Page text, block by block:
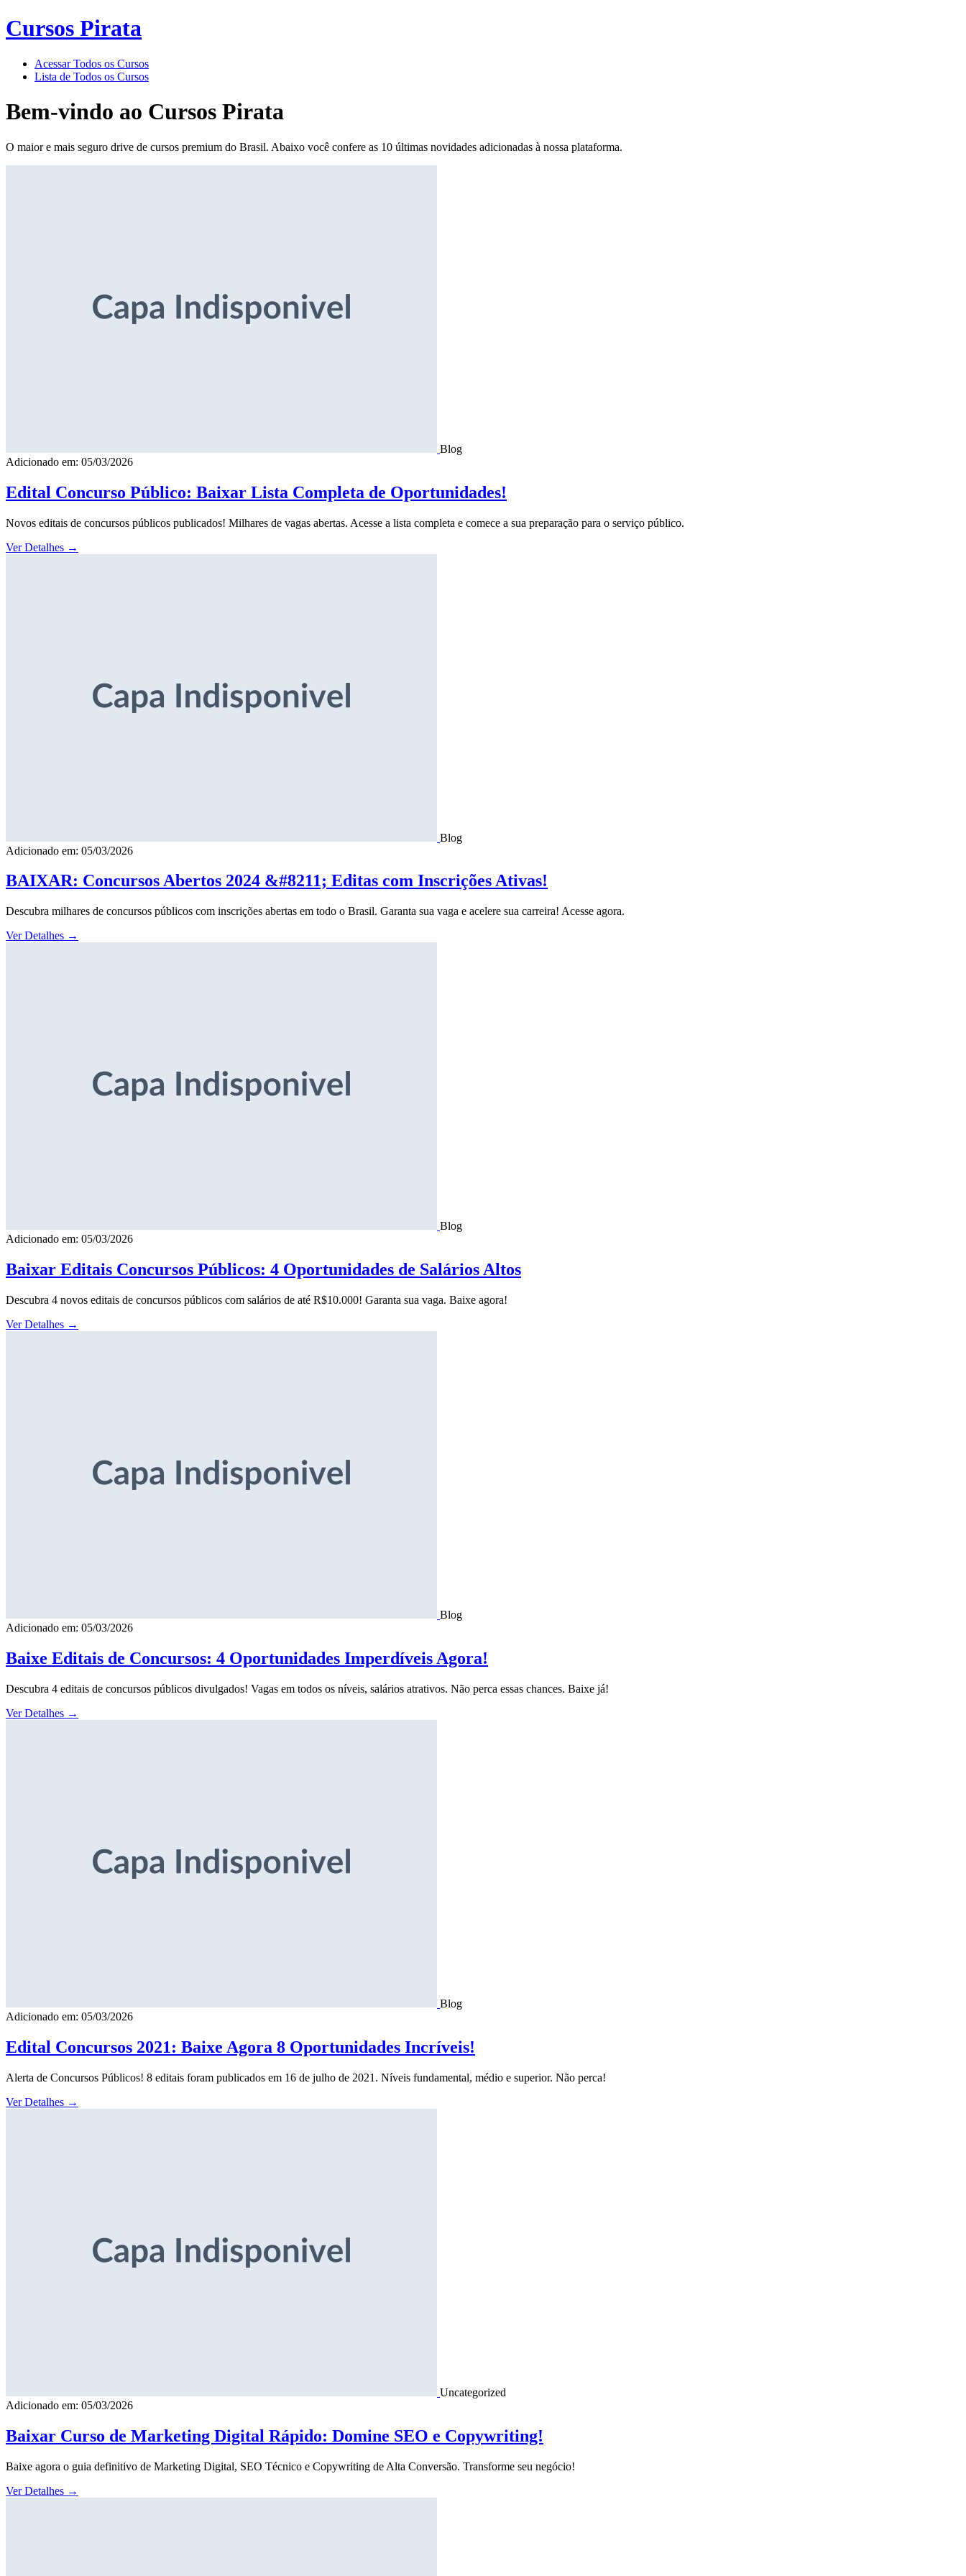
Cursos Pirata
Acessar Todos os Cursos
Lista de Todos os Cursos
Bem-vindo ao Cursos Pirata
O maior e mais seguro drive de cursos premium do Brasil. Abaixo você confere as 10 últimas novidades adicionadas à nossa plataforma.
Blog
Adicionado em: 05/03/2026
Edital Concurso Público: Baixar Lista Completa de Oportunidades!
Novos editais de concursos públicos publicados! Milhares de vagas abertas. Acesse a lista completa e comece a sua preparação para o serviço público.
Ver Detalhes →
Blog
Adicionado em: 05/03/2026
BAIXAR: Concursos Abertos 2024 &#8211; Editas com Inscrições Ativas!
Descubra milhares de concursos públicos com inscrições abertas em todo o Brasil. Garanta sua vaga e acelere sua carreira! Acesse agora.
Ver Detalhes →
Blog
Adicionado em: 05/03/2026
Baixar Editais Concursos Públicos: 4 Oportunidades de Salários Altos
Descubra 4 novos editais de concursos públicos com salários de até R$10.000! Garanta sua vaga. Baixe agora!
Ver Detalhes →
Blog
Adicionado em: 05/03/2026
Baixe Editais de Concursos: 4 Oportunidades Imperdíveis Agora!
Descubra 4 editais de concursos públicos divulgados! Vagas em todos os níveis, salários atrativos. Não perca essas chances. Baixe já!
Ver Detalhes →
Blog
Adicionado em: 05/03/2026
Edital Concursos 2021: Baixe Agora 8 Oportunidades Incríveis!
Alerta de Concursos Públicos! 8 editais foram publicados em 16 de julho de 2021. Níveis fundamental, médio e superior. Não perca!
Ver Detalhes →
Uncategorized
Adicionado em: 05/03/2026
Baixar Curso de Marketing Digital Rápido: Domine SEO e Copywriting!
Baixe agora o guia definitivo de Marketing Digital, SEO Técnico e Copywriting de Alta Conversão. Transforme seu negócio!
Ver Detalhes →